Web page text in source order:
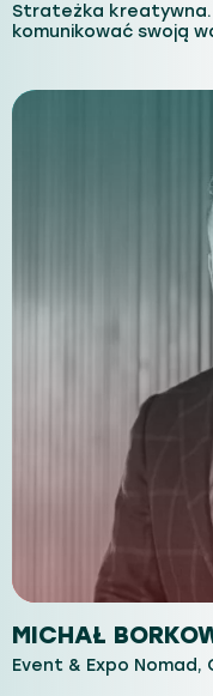
Strateżka kreatywna.
komunikować swoją
MICHAŁ
Event & Expo Nomad,